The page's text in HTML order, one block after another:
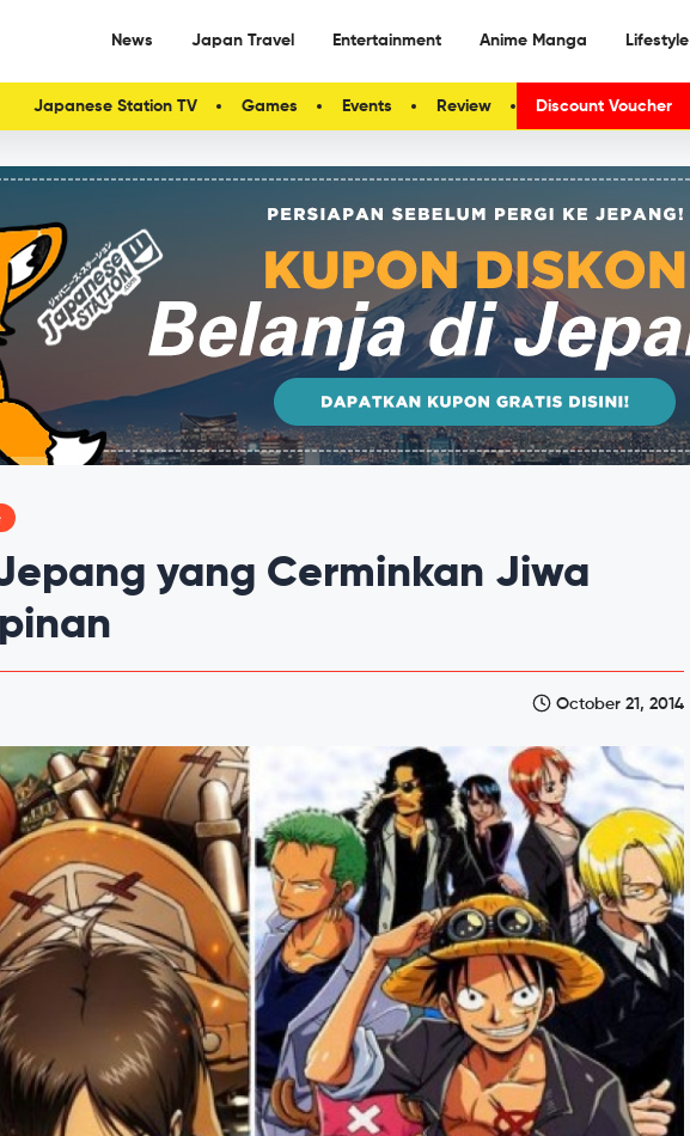
News Japan Travel Entertainment Anime Manga Lifestyle
Japanese Station TV Games Events Review Discount Voucher
yang Cerminkan Jiwa
October 21, 2014